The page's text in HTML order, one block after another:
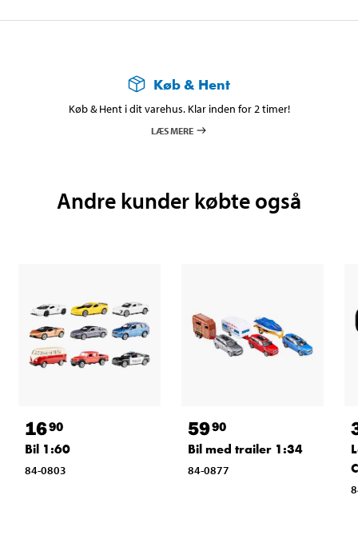
Køb & Hent
Køb & Hent i dit varehus. Klar inden for 2 timer!
LÆS MERE
Andre kunder købte også
1690
Bil 1:60
84-0803
5990
Bil med trailer 1:34
84-0877